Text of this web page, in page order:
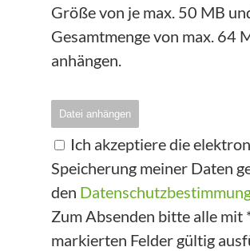
Größe von je max. 50 MB
Gesamtmenge von max. 64
anhängen.
Datei anhängen
Ich akzeptiere die
Speicherung meiner Daten
den
Zum Absenden bitte alle mit
markierten Felder gültig